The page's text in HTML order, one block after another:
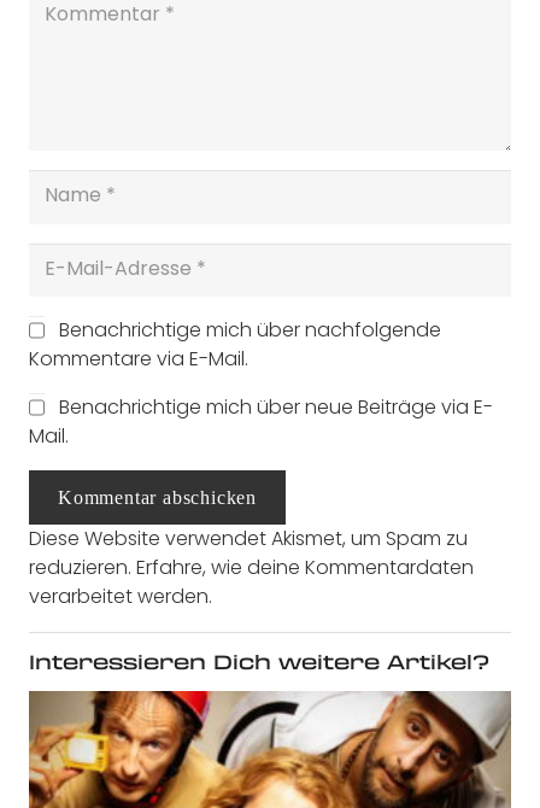
Benachrichtige mich über nachfolgende
Kommentare via E-Mail.
Benachrichtige mich über neue Beiträge via E-
Mail.
Kommentar abschicken
Diese Website verwendet Akismet, um Spam zu
reduzieren. Erfahre, wie deine Kommentardaten
verarbeitet werden.
Interessieren Dich weitere Artikel?